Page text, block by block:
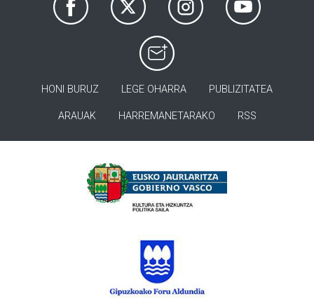
HONI BURUZ LEGE OHARRA PUBLIZITATEA
ARAUAK HARREMANETARAKO RSS